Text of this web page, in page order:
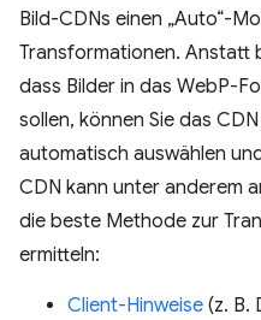
Bild-CDNs einen „Auto“-
Transformationen. Anstatt
dass Bilder in das WebP-
sollen, können Sie das
automatisch auswählen
CDN kann unter anderem
die beste Methode zur
ermitteln:
Client-Hinweise (z. B.